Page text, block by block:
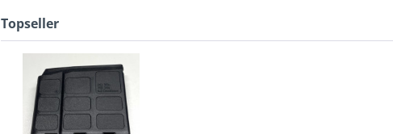
Topseller